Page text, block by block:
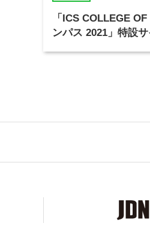
「ICS COLLEGE OF ARTS Web
ンパス 2021」特設サ